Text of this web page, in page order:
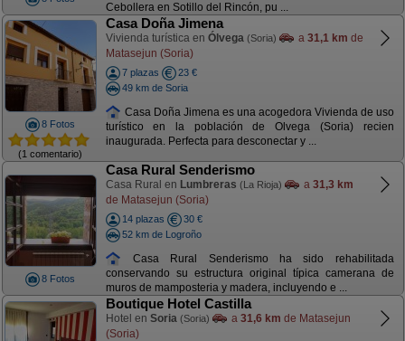
Cebollera en Sotillo del Rincón, pu ...
8 Fotos
(1 comentario)
Casa Doña Jimena
Vivienda turística en Ólvega (Soria) a 31,1 km de
Matasejun (Soria)
7 plazas
23 €
49 km de Soria
Casa Doña Jimena es una acogedora Vivienda de uso
turístico en la población de Olvega (Soria) recien
inaugurada. Perfecta para desconectar y ...
8 Fotos
Casa Rural Senderismo
Casa Rural en Lumbreras (La Rioja) a 31,3 km
de Matasejun (Soria)
14 plazas
30 €
52 km de Logroño
Casa Rural Senderismo ha sido rehabilitada
conservando su estructura original típica camerana de
muros de mamposteria y madera, incluyendo e ...
Boutique Hotel Castilla
Hotel en Soria (Soria) a 31,6 km de Matasejun
(Soria)